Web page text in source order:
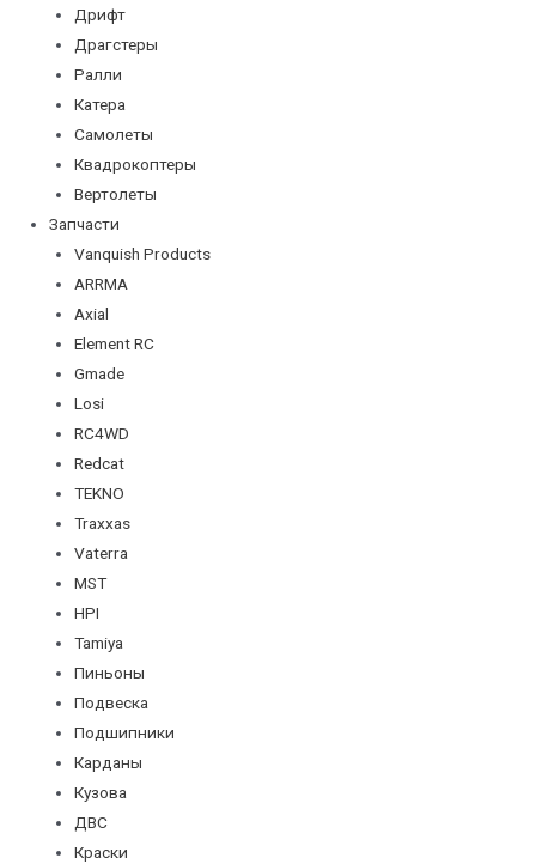
Дрифт
Драгстеры
Ралли
Катера
Самолеты
Квадрокоптеры
Вертолеты
Запчасти
Vanquish Products
ARRMA
Axial
Element RC
Gmade
Losi
RC4WD
Redcat
TEKNO
Traxxas
Vaterra
MST
HPI
Tamiya
Пиньоны
Подвеска
Подшипники
Карданы
Кузова
ДВС
Краски